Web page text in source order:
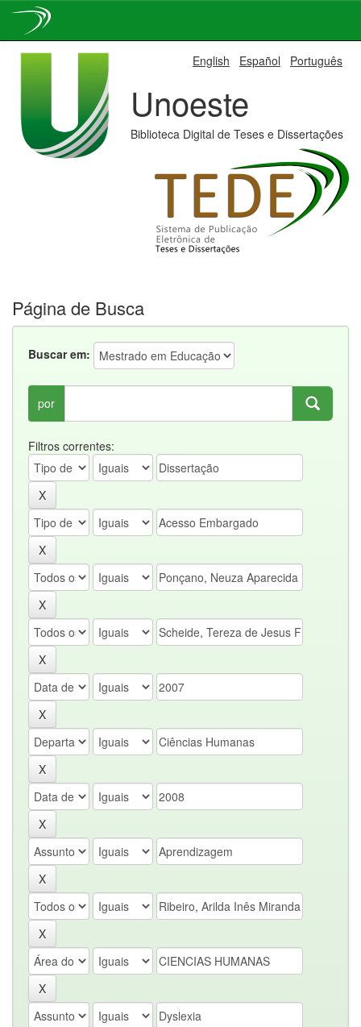
English Español Português
Unoeste
Biblioteca Digital de Teses e Dissertações
Página de Busca
Buscar em:
por
Filtros correntes: